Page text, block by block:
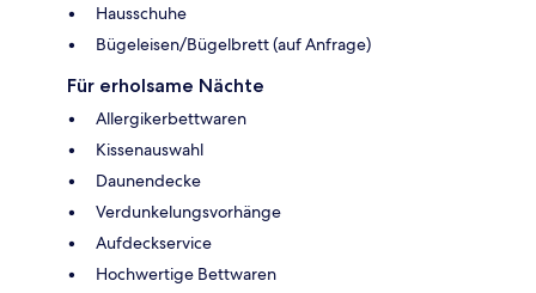
Hausschuhe
Bügeleisen/Bügelbrett (auf Anfrage)
Für erholsame Nächte
Allergikerbettwaren
Kissenauswahl
Daunendecke
Verdunkelungsvorhänge
Aufdeckservice
Hochwertige Bettwaren